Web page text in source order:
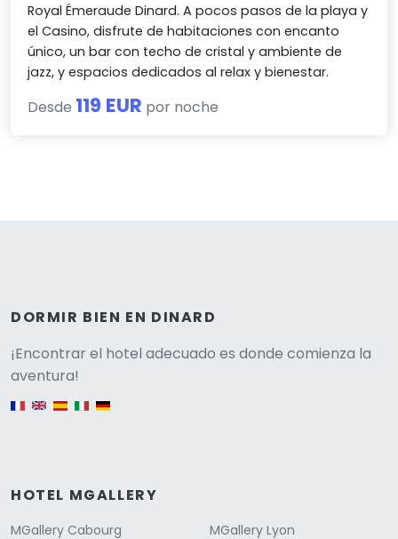
Royal Émeraude Dinard. A pocos pasos de la playa y
el Casino, disfrute de habitaciones con encanto
único, un bar con techo de cristal y ambiente de
jazz, y espacios dedicados al relax y bienestar.
Desde 119 EUR por noche
DORMIR BIEN EN DINARD
¡Encontrar el hotel adecuado es donde comienza la
aventura!
HOTEL MGALLERY
MGallery Cabourg MGallery Lyon